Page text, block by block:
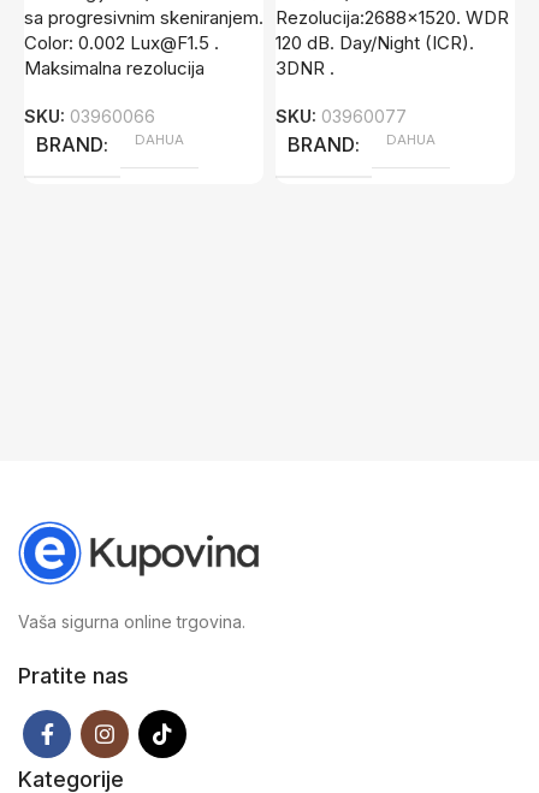
sa progresivnim skeniranjem.
Color: 0.002 Lux@F1.5 .
Maksimalna rezolucija
SKU: 03960066
BRAND DAHUA
Rezolucija:2688×1520. WDR
120 dB. Day/Night (ICR).
3DNR .
SKU: 03960077
BRAND DAHUA
Vaša sigurna online trgovina.
Pratite nas
Kategorije